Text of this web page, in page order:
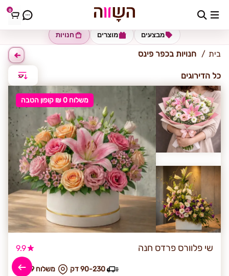
0 כפר פינס
חנויות מוצרים מבצעים
בית חנויות בכפר פינס
כל הדירוגים
משלוח 0 ₪ קופון הטבה
שי פלוורס פרדס חנה 9.9
₪ משלוח 39 90-230 דק